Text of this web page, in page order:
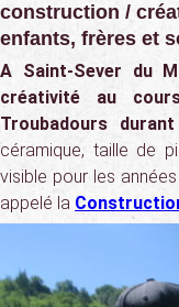
construction /
enfants, frères et
A Saint-Sever du
créativité au
Troubadours durant
céramique, taille de
visible pour les
appelé la